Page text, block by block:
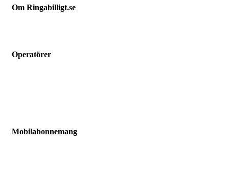
Om Ringabilligt.se
Operatörer
Mobilabonnemang